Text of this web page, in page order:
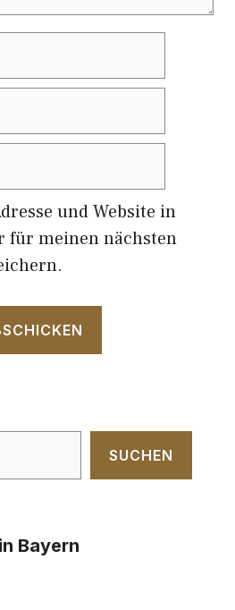
und Website in
für meinen nächsten
SUCHEN
Bayern